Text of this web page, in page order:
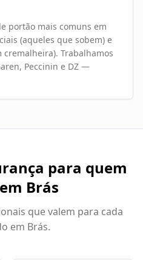
portão mais comuns em
(aqueles que sobem) e
Trabalhamos
Peccinin e DZ —
para quem
Brás
que valem para cada
em Brás.